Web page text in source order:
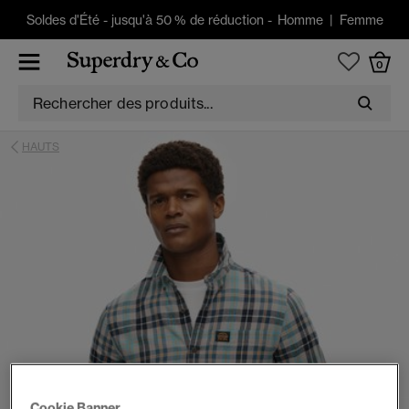
Soldes d'Été -jusqu'à 50 % de réduction - Homme| Femme
0
HAUTS